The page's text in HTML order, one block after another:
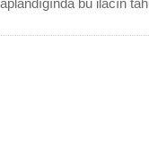
bu ilacın